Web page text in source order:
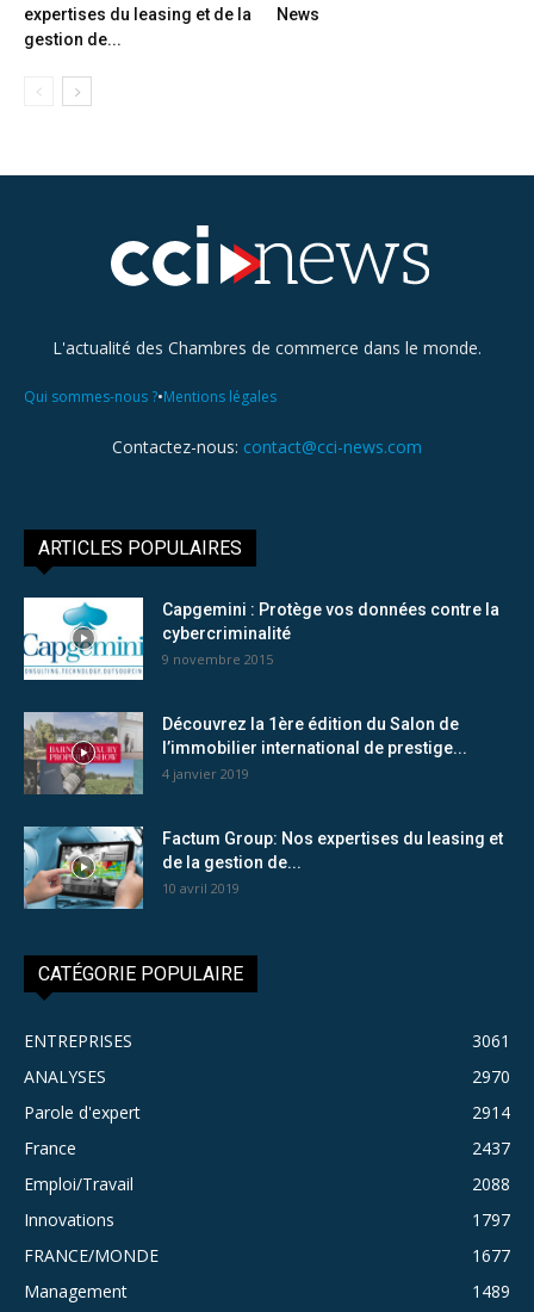
expertises du leasing et de la
gestion de...
News
L'actualité des Chambres de commerce dans le monde.
Qui sommes-nous ?•Mentions légales
Contactez-nous: contact@cci-news.com
ARTICLES POPULAIRES
Capgemini : Protège vos données contre la
cybercriminalité
9 novembre 2015
Découvrez la 1ère édition du Salon de
l’immobilier international de prestige...
4 janvier 2019
Factum Group: Nos expertises du leasing et
de la gestion de...
10 avril 2019
CATÉGORIE POPULAIRE
ENTREPRISES
3061
ANALYSES
2970
Parole d'expert
2914
France
2437
Emploi/Travail
2088
Innovations
1797
FRANCE/MONDE
1677
Management
1489